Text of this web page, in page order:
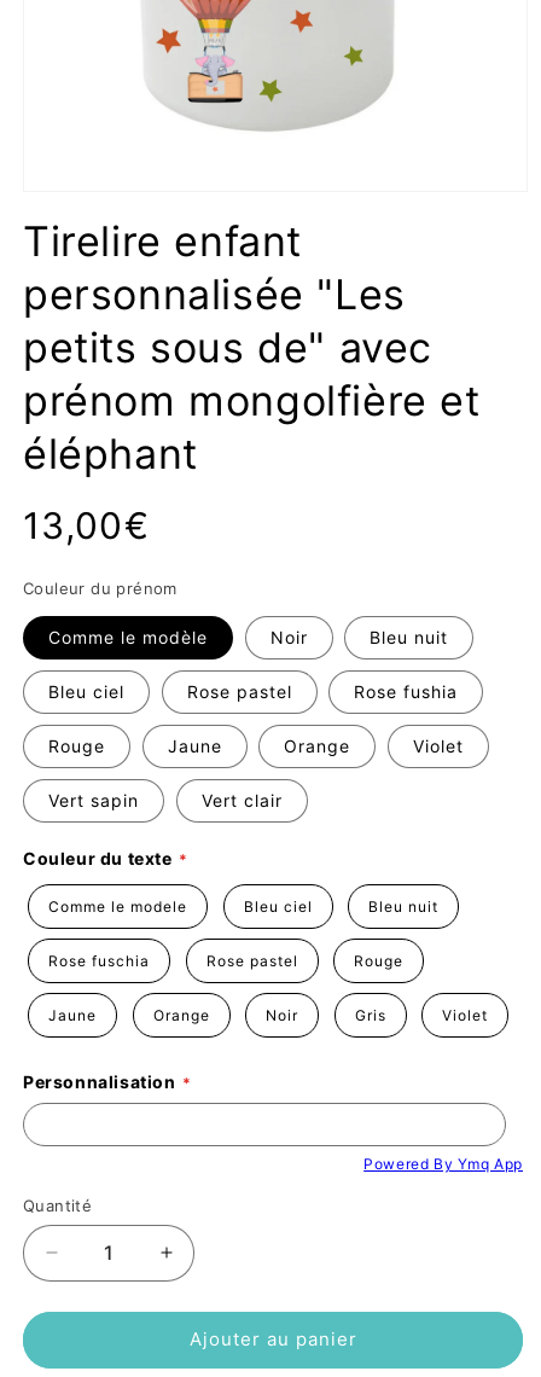
média
une
fenêtre
Tirelire enfant
personnalisée "Les
petits sous de" avec
prénom mongolfière et
éléphant
Prix
habituel
13,00€
Couleur du prénom
Comme le modèle Noir Bleu nuit
Bleu ciel Rose pastel Rose fushia
Rouge Jaune Orange Violet
Vert sapin Vert clair
Couleur du texte
Comme le modele Bleu ciel Bleu nuit
Rose fuschia Rose pastel Rouge
Jaune Orange Noir Gris Violet
Personnalisation
Powered By Ymq App
Quantité
Réduire
la
quantité
Tirelire
Augmenter
la
quantité
Tirelire
Ajouter au panier